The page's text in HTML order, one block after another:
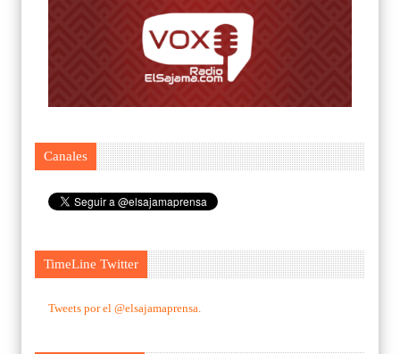
Canales
TimeLine Twitter
Tweets por el @elsajamaprensa.